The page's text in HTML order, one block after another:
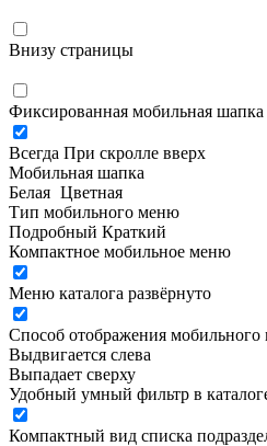
Внизу страницы
Фиксированная мобильная шапка
Всегда При скролле вверх
Мобильная шапка
Белая Цветная
Тип мобильного меню
Подробный Краткий
Компактное мобильное меню
Меню каталога развёрнуто
Способ отображения
Выдвигается слева
Выпадает сверху
Удобный умный фильтр в
Компактный вид списка